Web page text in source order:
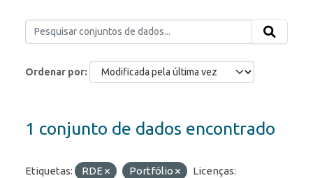
Ordenar por
1 conjunto de dados encontrado
Etiquetas: RDE Portfólio
Licenças: